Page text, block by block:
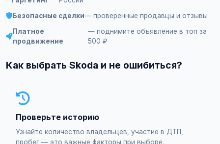
Безопасные сделки— проверенные продавцы и отзывы
Платное
продвижение
— поднимите объявление в топ за
500 ₽
Как выбрать Skoda и не ошибиться?
Проверьте историю
Узнайте количество владельцев, участие в ДТП,
пробег — это важные факторы при выборе.